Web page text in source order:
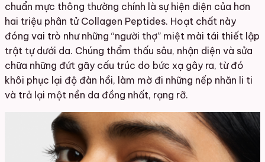
chuẩn mực thông thường chính là sự hiện diện của hơn
hai triệu phân tử Collagen Peptides. Hoạt chất này
đóng vai trò như những “người thợ” miệt mài tái thiết lập
trật tự dưới da. Chúng thẩm thấu sâu, nhận diện và sửa
chữa những đứt gãy cấu trúc do bức xạ gây ra, từ đó
khôi phục lại độ đàn hồi, làm mờ đi những nếp nhăn li ti
và trả lại một nền da đồng nhất, rạng rỡ.